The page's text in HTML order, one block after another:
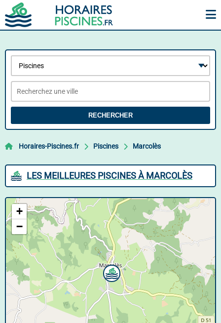
RECHERCHER
Horaires-Piscines.fr Piscines Marcolès
LES MEILLEURES PISCINES À MARCOLÈS
+
−